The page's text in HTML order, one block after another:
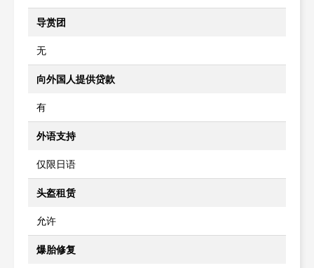
导赏团
无
向外国人提供贷款
有
外语支持
仅限日语
头盔租赁
允许
爆胎修复